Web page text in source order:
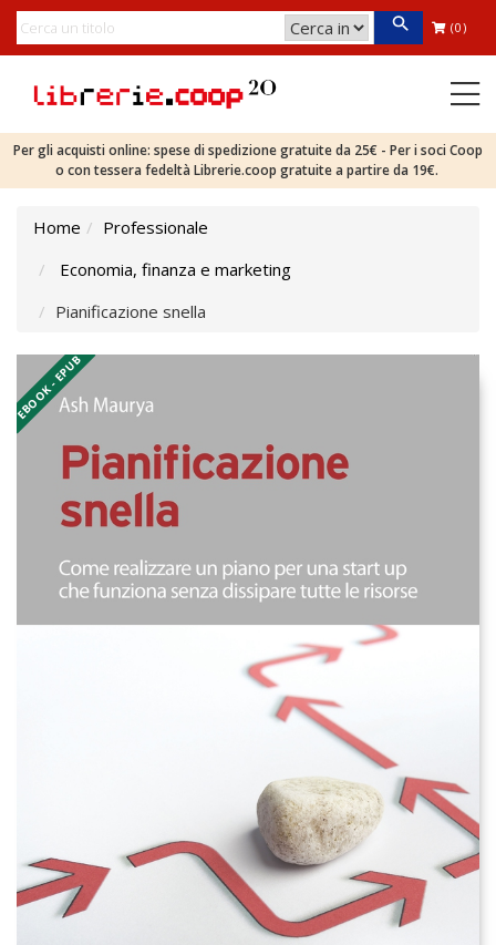
(0)
Per gli acquisti online: spese di spedizione gratuite da 25€ - Per i soci Coop
o con tessera fedeltà Librerie.coop gratuite a partire da 19€.
Home
Professionale
Economia, finanza e marketing
Pianificazione snella
EBOOK - EPUB